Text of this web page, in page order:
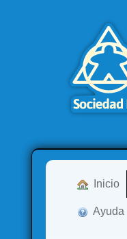
Inicio
Ayuda